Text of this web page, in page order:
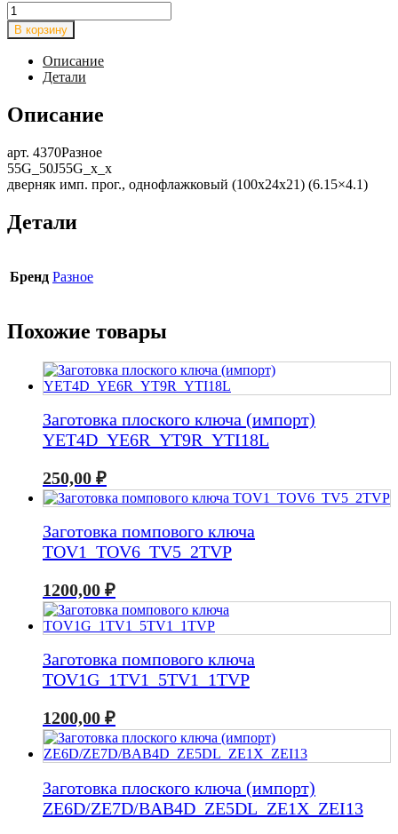
Количество
товара
Заготовка
сувальдного
ключа
(однофлажковый)
55G_50J55G_x_x
В корзину
Описание
Детали
Описание
арт. 4370Разное
55G_50J55G_x_x
дверняк имп. прог., однофлажковый (100x24x21) (6.15×4.1)
Детали
Бренд Разное
Похожие товары
Заготовка плоского ключа (импорт)
YET4D_YE6R_YT9R_YTI18L
250,00 ₽
Заготовка помпового ключа
TOV1_TOV6_TV5_2TVP
1200,00 ₽
Заготовка помпового ключа
TOV1G_1TV1_5TV1_1TVP
1200,00 ₽
Заготовка плоского ключа (импорт)
ZE6D/ZE7D/BAB4D_ZE5DL_ZE1X_ZEI13